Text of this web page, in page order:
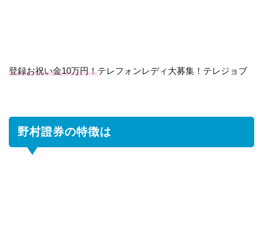
1.1 IPO（新
実績が
高い
1.2 野
登録お祝い金10万円！テレフォンレディ大募集！テレジョブ
野村證券の特徴は